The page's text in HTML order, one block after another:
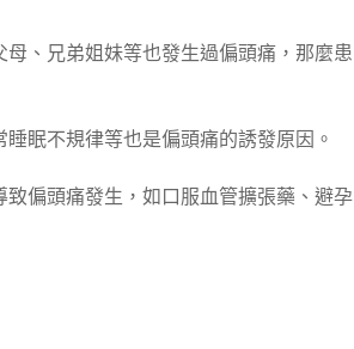
、兄弟姐妹等也發生過偏頭痛，那麼患
眠不規律等也是偏頭痛的誘發原因。
偏頭痛發生，如口服血管擴張藥、避孕